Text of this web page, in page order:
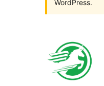
WordPress.